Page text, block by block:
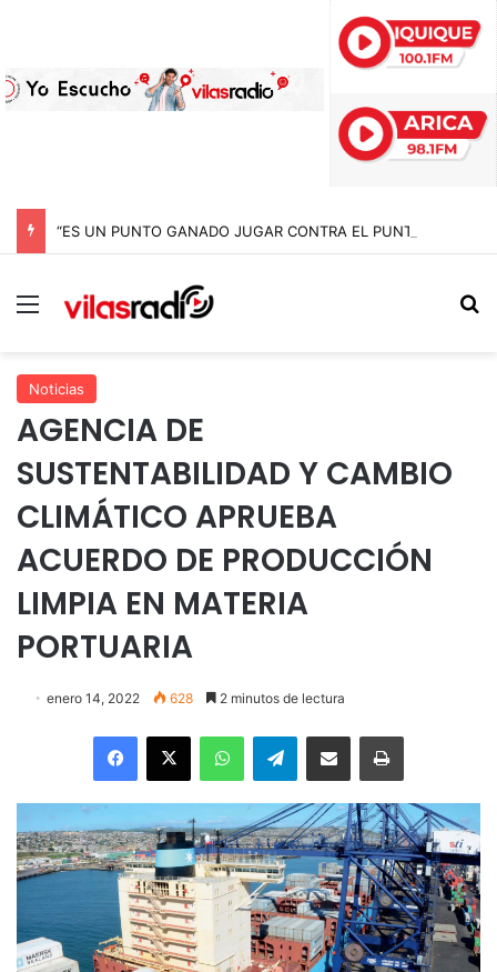
Menú
Noticias
AGENCIA DE
SUSTENTABILIDAD Y CAMBIO
CLIMÁTICO APRUEBA
ACUERDO DE PRODUCCIÓN
LIMPIA EN MATERIA
PORTUARIA
enero 14, 2022 628 2 minutos de lectura
Facebook
X WhatsAppTelegramEnviar vía email Imprimir